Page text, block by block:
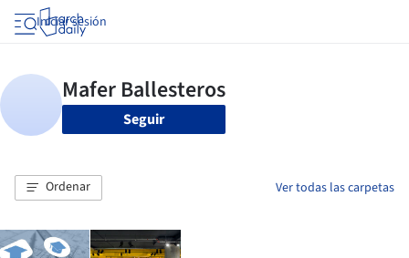
Iniciar sesión
Seguir
Ordenar Ver todas las carpetas